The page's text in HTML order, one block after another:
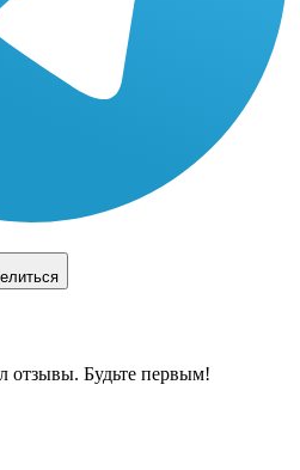
отзывы. Будьте первым!